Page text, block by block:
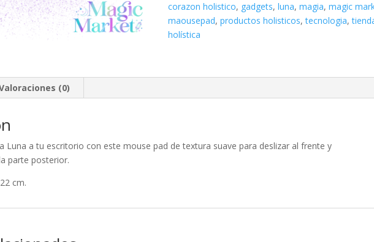
corazon holistico, gadgets,luna,magia,magic
maousepad,productos holisticos,tecnologia,
holística
(0)
Luna a tu escritorio con este mouse pad de textura suave para deslizar al frente y
parte posterior.
cm.